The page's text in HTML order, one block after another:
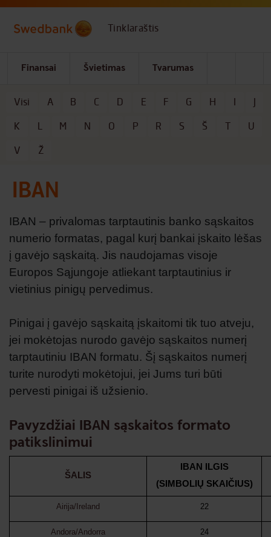
Skip to main content
Tinklaraštis
Finansai Švietimas Tvarumas
Visi A B C D E F G H I J
K L M N O P R S Š T U
V Ž
IBAN
IBAN – privalomas tarptautinis banko sąskaitos
numerio formatas, pagal kurį bankai įskaito lėšas
į gavėjo sąskaitą. Jis naudojamas visoje
Europos Sąjungoje atliekant tarptautinius ir
vietinius pinigų pervedimus.
Pinigai į gavėjo sąskaitą įskaitomi tik tuo atveju,
jei mokėtojas nurodo gavėjo sąskaitos numerį
tarptautiniu IBAN formatu. Šį sąskaitos numerį
turite nurodyti mokėtojui, jei Jums turi būti
pervesti pinigai iš užsienio.
Pavyzdžiai IBAN sąskaitos formato
patikslinimui
ŠALIS
IBAN ILGIS
(SIMBOLIŲ SKAIČIUS)
Airija/Ireland 22
Andora/Andorra 24